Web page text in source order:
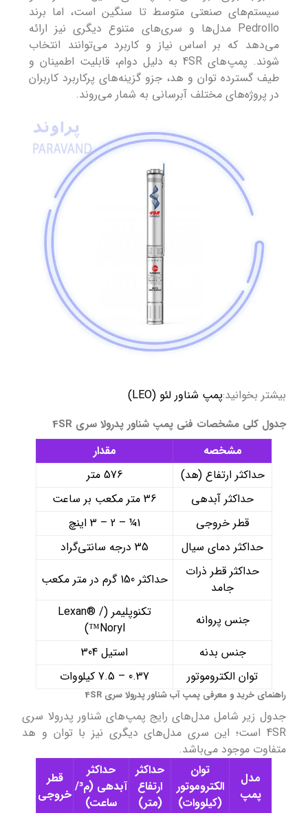
سیستم‌های صنعتی متوسط تا سنگین است، اما برند
Pedrollo مدل‌ها و سری‌های متنوع دیگری نیز ارائه
می‌دهد که بر اساس نیاز و کاربرد می‌توانند انتخاب
شوند. پمپ‌های 4SR به دلیل دوام، قابلیت اطمینان و
طیف گسترده توان و هد، جزو گزینه‌های پرکاربرد کاربران
در پروژه‌های مختلف آبرسانی به شمار می‌روند.
بیشتر بخوانید:پمپ شناور لئو (LEO)
جدول کلی مشخصات فنی پمپ شناور پدرولا سری 4SR
مشخصه
مقدار
حداکثر ارتفاع (هد)
576 متر
حداکثر آبدهی
36 متر مکعب بر ساعت
قطر خروجی
1¼ – 2 – 3 اینچ
حداکثر دمای سیال
35 درجه سانتی‌گراد
حداکثر قطر ذرات
جامد
حداکثر 150 گرم در متر مکعب
جنس پروانه
تکنوپلیمر (Lexan® /
Noryl™)
جنس بدنه
استیل 304
توان الکتروموتور
0.37 – 7.5 کیلووات
راهنمای خرید و معرفی پمپ‌ آب شناور پدرولا سری 4SR
جدول زیر شامل مدل‌های رایج پمپ‌های شناور پدرولا سری
4SR است؛ این سری مدل‌های دیگری نیز با توان و هد
متفاوت موجود می‌باشد.
مدل
پمپ
توان
الکتروموتور
(کیلووات)
حداکثر
ارتفاع
(متر)
حداکثر
آبدهی (م³/
ساعت)
قطر
خروجی